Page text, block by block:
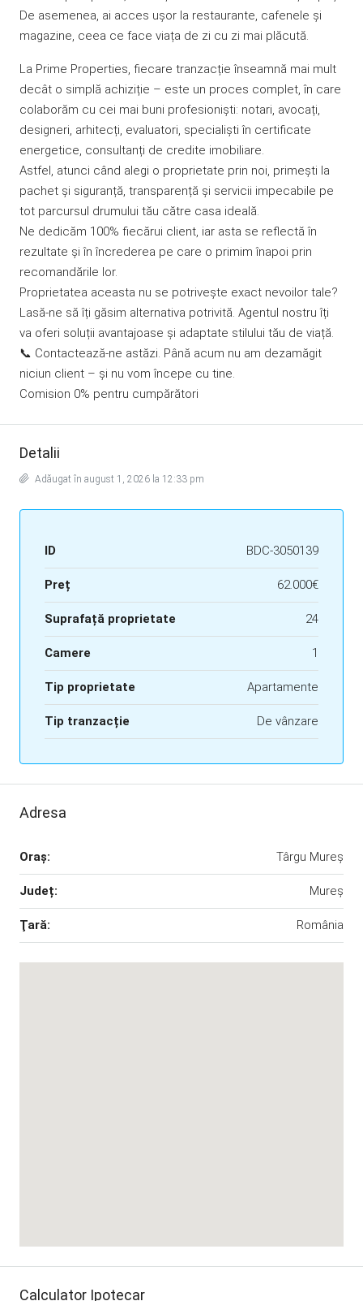
De asemenea, ai acces ușor la restaurante, cafenele și
magazine, ceea ce face viața de zi cu zi mai plăcută.
La Prime Properties, fiecare tranzacție înseamnă mai mult
decât o simplă achiziție – este un proces complet, în care
colaborăm cu cei mai buni profesioniști: notari, avocați,
designeri, arhitecți, evaluatori, specialiști în certificate
energetice, consultanți de credite imobiliare.
Astfel, atunci când alegi o proprietate prin noi, primești la
pachet și siguranță, transparență și servicii impecabile pe
tot parcursul drumului tău către casa ideală.
Ne dedicăm 100% fiecărui client, iar asta se reflectă în
rezultate și în încrederea pe care o primim înapoi prin
recomandările lor.
Proprietatea aceasta nu se potrivește exact nevoilor tale?
Lasă-ne să îți găsim alternativa potrivită. Agentul nostru îți
va oferi soluții avantajoase și adaptate stilului tău de viață.
📞 Contactează-ne astăzi. Până acum nu am dezamăgit
niciun client – și nu vom începe cu tine.
Comision 0% pentru cumpărători
Detalii
Adăugat în august 1, 2026 la 12:33 pm
ID BDC-3050139
Preț 62.000€
Suprafață proprietate 24
Camere 1
Tip proprietate Apartamente
Tip tranzacție De vânzare
Adresa
Oraş: Târgu Mureș
Județ: Mureș
Ţară: România
Calculator Ipotecar